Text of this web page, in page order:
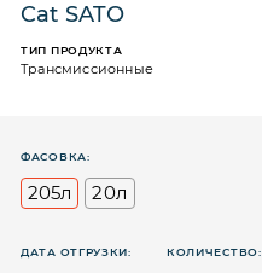
Cat SATO
ТИП ПРОДУКТА
Трансмиссионные
ФАСОВКА:
205л 20л
ДАТА ОТГРУЗКИ: КОЛИЧЕСТВО: